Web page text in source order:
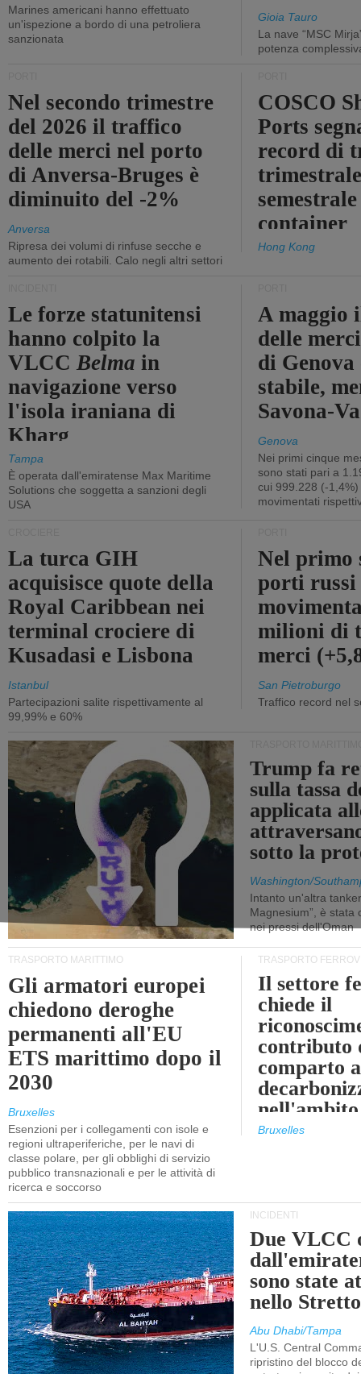
Marines americani hanno effettuato
un'ispezione a bordo di una petroliera
sanzionata
Gioia Tauro
La nave “MSC
potenza
Nel secondo trimestre
del 2026 il traffico
delle merci nel porto
di Anversa-Bruges è
diminuito del -2%
Anversa
Ripresa dei volumi di rinfuse secche e
aumento dei rotabili. Calo negli altri settori
COSCO
Ports
record di
container
Hong Kong
Le forze statunitensi
hanno colpito la
VLCCBelma in
navigazione verso
l'isola iraniana di
Kharg
Tampa
È operata dall'emiratense Max Maritime
Solutions che soggetta a sanzioni degli
USA
A maggio
delle
di
stabile,
Savona-
Genova
Nei primi cinque
sono stati pari a
cui 999.228 (-
movimentati
La turca GIH
acquisisce quote della
Royal Caribbean nei
terminal crociere di
Kusadasi e Lisbona
Istanbul
Partecipazioni salite rispettivamente al
99,99% e 60%
Nel primo
porti russi
milioni di
merci
San Pietroburgo
Traffico record nel
Trump fa
sulla tassa
applicata
sotto la
Washington/
Intanto un'altra
Magnesium”, è stata
nei pressi dell'Oman
TRASPORTO MARITTIMO
Gli armatori europei
chiedono deroghe
permanenti all'EU
ETS marittimo dopo il
2030
Bruxelles
Esenzioni per i collegamenti con isole e
regioni ultraperiferiche, per le navi di
classe polare, per gli obblighi di servizio
pubblico transnazionali e per le attività di
ricerca e soccorso
TRASPORTO
Il settore
chiede il
contributo
comparto
revisione
Bruxelles
INCIDENTI
Due VLCC
sono state
nello
Abu Dhabi/Tampa
L'U.S. Central
ripristino del blocco